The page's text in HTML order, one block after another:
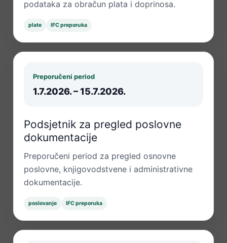
podataka za obračun plata i doprinosa.
plate IFC preporuka
Preporučeni period
1.7.2026. – 15.7.2026.
Podsjetnik za pregled poslovne
dokumentacije
Preporučeni period za pregled osnovne
poslovne, knjigovodstvene i administrativne
dokumentacije.
poslovanje IFC preporuka